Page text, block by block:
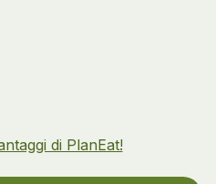
di PlanEat!